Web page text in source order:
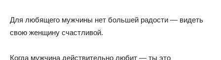
Для любящего мужчины нет большей радости — видеть
свою женщину счастливой.
Когда мужчина действительно любит — ты это